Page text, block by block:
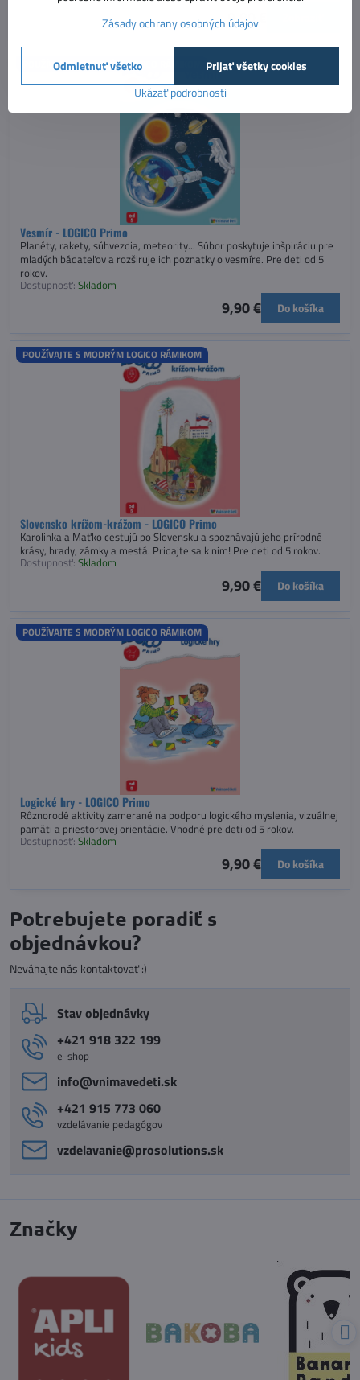
9,90 €
Vesmír - LOGICO Primo
POUŽÍVAJTE S MODRÝM LOGICO RÁMIKOM
Planéty, rakety, súhvezdia, meteority... Súbor poskytuje inšpiráciu pre
mladých bádateľov a rozširuje ich poznatky o vesmíre. Pre deti od 5
rokov.
Dostupnosť: Skladom
9,90 € Do košíka
Slovensko krížom-krážom - LOGICO Primo
POUŽÍVAJTE S MODRÝM LOGICO RÁMIKOM
Karolinka a Maťko cestujú po Slovensku a spoznávajú jeho prírodné
krásy, hrady, zámky a mestá. Pridajte sa k nim! Pre deti od 5 rokov.
Dostupnosť: Skladom
9,90 € Do košíka
Logické hry - LOGICO Primo
POUŽÍVAJTE S MODRÝM LOGICO RÁMIKOM
Rôznorodé aktivity zamerané na podporu logického myslenia, vizuálnej
pamäti a priestorovej orientácie. Vhodné pre deti od 5 rokov.
Dostupnosť: Skladom
9,90 € Do košíka
Potrebujete poradiť s
objednávkou?
Neváhajte nás kontaktovať :)
Stav objednávky
+421 918 322 199
e-shop
info​@vnimavedeti​.sk
+421 915 773 060
vzdelávanie pedagógov
vzdelavanie​@prosolutions​.sk
Značky
Zásady ochrany osobných údajov
Ukázať podrobnosti
Prijať všetky cookies
Odmietnuť všetko